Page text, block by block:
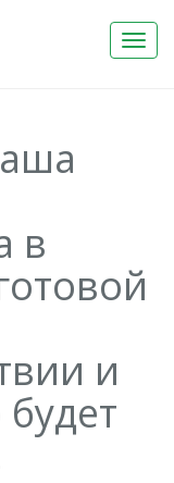
в
и